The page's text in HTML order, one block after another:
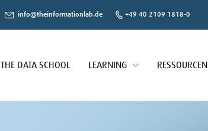
info@theinformationlab.de +49 40 2109 1818-0
THE DATA SCHOOL LEARNING RESSOURCEN